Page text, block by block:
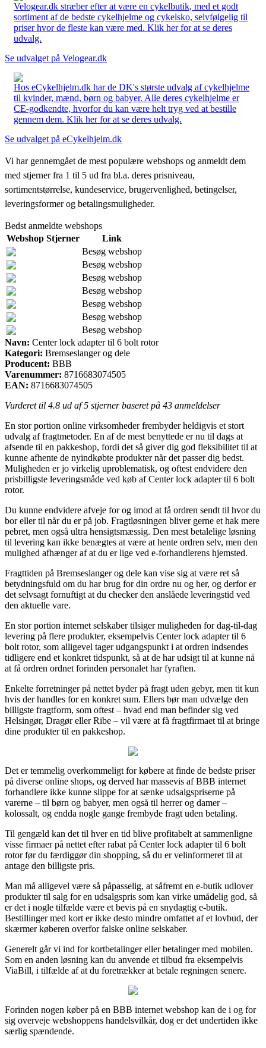
Velogear.dk stræber efter at være en cykelbutik, med et godt
sortiment af de bedste cykelhjelme og cykelsko, selvfølgelig til
priser hvor de fleste kan være med. Klik her for at se deres
udvalg.
Se udvalget på Velogear.dk
Hos eCykelhjelm.dk har de DK's største udvalg af cykelhjelme
til kvinder, mænd, børn og babyer. Alle deres cykelhjelme er
CE-godkendte, hvorfor du kan være helt tryg ved at bestille
gennem dem. Klik her for at se deres udvalg.
Se udvalget på eCykelhjelm.dk
Vi har gennemgået de mest populære webshops og anmeldt dem
med stjerner fra 1 til 5 ud fra bl.a. deres prisniveau,
sortimentstørrelse, kundeservice, brugervenlighed, betingelser,
leveringsformer og betalingsmuligheder.
Bedst anmeldte webshops
Webshop Stjerner
Link
Besøg webshop
Besøg webshop
Besøg webshop
Besøg webshop
Besøg webshop
Besøg webshop
Besøg webshop
Navn: Center lock adapter til 6 bolt rotor
Kategori: Bremseslanger og dele
Producent: BBB
Varenummer: 8716683074505
EAN: 8716683074505
Vurderet til 4.8 ud af 5 stjerner baseret på 43 anmeldelser
En stor portion online virksomheder frembyder heldigvis et stort
udvalg af fragtmetoder. En af de mest benyttede er nu til dags at
afsende til en pakkeshop, fordi det så giver dig god fleksibilitet til at
kunne afhente de nyindkøbte produkter når det passer dig bedst.
Muligheden er jo virkelig uproblematisk, og oftest endvidere den
prisbilligste leveringsmåde ved køb af Center lock adapter til 6 bolt
rotor.
Du kunne endvidere afveje for og imod at få ordren sendt til hvor du
bor eller til når du er på job. Fragtløsningen bliver gerne et hak mere
pebret, men også ultra hensigtsmæssig. Den mest betalelige løsning
til levering kan ikke benægtes at være at hente ordren selv, men den
mulighed afhænger af at du er lige ved e-forhandlerens hjemsted.
Fragttiden på Bremseslanger og dele kan vise sig at være ret så
betydningsfuld om du har brug for din ordre nu og her, og derfor er
det selvsagt fornuftigt at du checker den anslåede leveringstid ved
den aktuelle vare.
En stor portion internet selskaber tilsiger muligheden for dag-til-dag
levering på flere produkter, eksempelvis Center lock adapter til 6
bolt rotor, som alligevel tager udgangspunkt i at ordren indsendes
tidligere end et konkret tidspunkt, så at de har udsigt til at kunne nå
at få ordren ordnet forinden personalet har fyraften.
Enkelte forretninger på nettet byder på fragt uden gebyr, men tit kun
hvis der handles for en konkret sum. Ellers bør man udvælge den
billigste fragtform, som oftest – hvad end man befinder sig ved
Helsingør, Dragør eller Ribe – vil være at få fragtfirmaet til at bringe
dine produkter til en pakkeshop.
Det er temmelig overkommeligt for købere at finde de bedste priser
på diverse online shops, og derved har massevis af BBB internet
forhandlere ikke kunne slippe for at sænke udsalgspriserne på
varerne – til børn og babyer, men også til herrer og damer –
kolossalt, og endda nogle gange frembyde fragt uden betaling.
Til gengæld kan det til hver en tid blive profitabelt at sammenligne
visse firmaer på nettet efter rabat på Center lock adapter til 6 bolt
rotor før du færdiggør din shopping, så du er velinformeret til at
antage den billigste pris.
Man må alligevel være så påpasselig, at såfremt en e-butik udlover
produkter til salg for en udsalgspris som kan virke umådelig god, så
er det i nogle tilfælde være et bevis på en snydagtig e-butik.
Bestillinger med kort er ikke desto mindre omfattet af et lovbud, der
skærmer køberen overfor falske online selskaber.
Generelt går vi ind for kortbetalinger eller betalinger med mobilen.
Som en anden løsning kan du anvende et tilbud fra eksempelvis
ViaBill, i tilfælde af at du foretrækker at betale regningen senere.
Forinden nogen køber på en BBB internet webshop kan de i og for
sig overveje webshoppens handelsvilkår, dog er det undertiden ikke
særlig spændende.